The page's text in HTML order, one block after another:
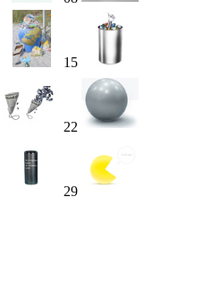
15
22
29